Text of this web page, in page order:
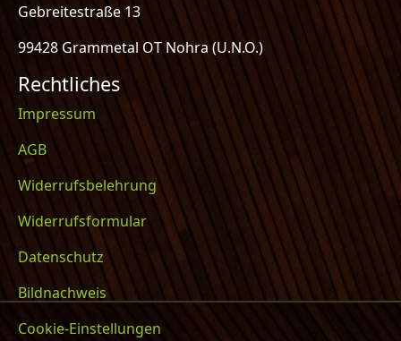
Gebreitestraße 13
99428 Grammetal OT Nohra (U.N.O.)
Rechtliches
Impressum
AGB
Widerrufsbelehrung
Widerrufsformular
Datenschutz
Bildnachweis
Cookie-Einstellungen